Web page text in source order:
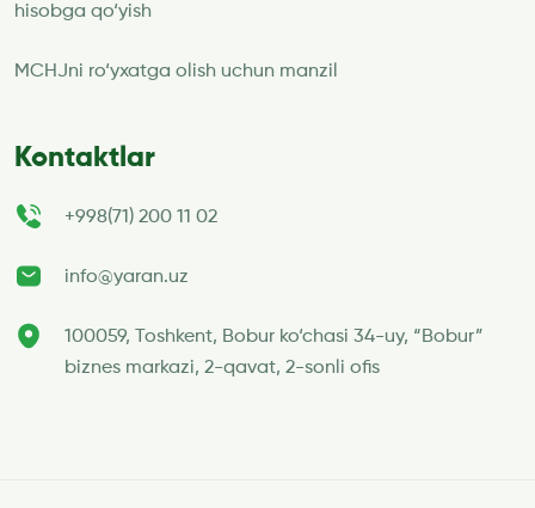
hisobga qo‘yish
MCHJni ro‘yxatga olish uchun manzil
Kontaktlar
+998(71) 200 11 02
info@yaran.uz
100059, Toshkent, Bobur ko‘chasi 34-uy, “Bobur”
biznes markazi, 2-qavat, 2-sonli ofis